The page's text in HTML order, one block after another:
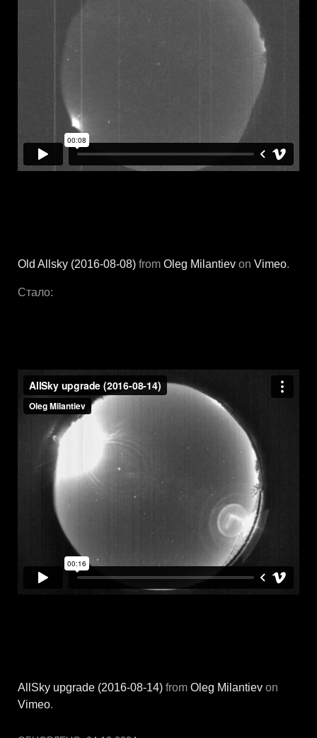
Old Allsky (2016-08-08) from Oleg Milantiev on Vimeo.
Стало:
AllSky upgrade (2016-08-14) from Oleg Milantiev on
Vimeo.